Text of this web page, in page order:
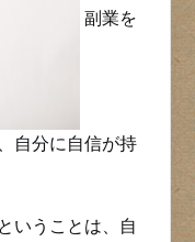
副業を
自分に自信が持
いうことは、自